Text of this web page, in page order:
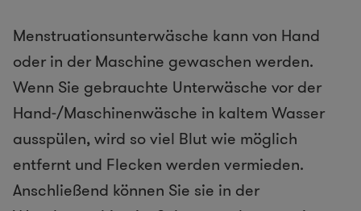
Menstruationsunterwäsche kann von Hand
oder in der Maschine gewaschen werden.
Wenn Sie gebrauchte Unterwäsche vor der
Hand-/Maschinenwäsche in kaltem Wasser
ausspülen, wird so viel Blut wie möglich
entfernt und Flecken werden vermieden.
Anschließend können Sie sie in der